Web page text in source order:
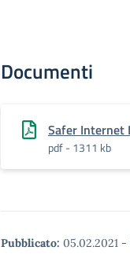
Documenti
Safer Internet
pdf - 1311 kb
Pubblicato: 05.02.2021 -